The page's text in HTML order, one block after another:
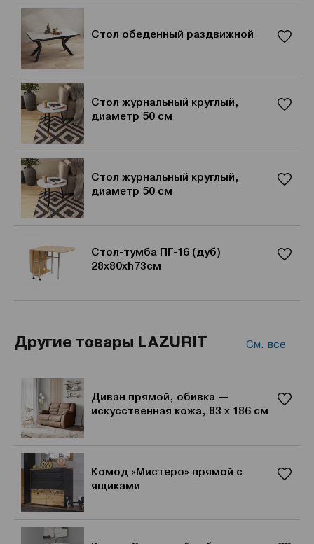
Стол обеденный раздвижной
Стол журнальный круглый,
диаметр 50 см
Стол журнальный круглый,
диаметр 50 см
Стол-тумба ПГ-16 (дуб)
28х80хh73см
Другие товары LAZURIT См. все
Диван прямой, обивка —
искусственная кожа, 83 x 186 см
Комод «Мистеро» прямой с
ящиками